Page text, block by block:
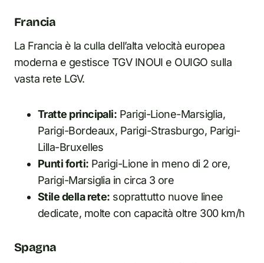
Francia
La Francia è la culla dell’alta velocità europea
moderna e gestisce TGV INOUI e OUIGO sulla
vasta rete LGV.
Tratte principali: Parigi-Lione-Marsiglia,
Parigi-Bordeaux, Parigi-Strasburgo, Parigi-
Lilla-Bruxelles
Punti forti: Parigi-Lione in meno di 2 ore,
Parigi-Marsiglia in circa 3 ore
Stile della rete: soprattutto nuove linee
dedicate, molte con capacità oltre 300 km/h
Spagna